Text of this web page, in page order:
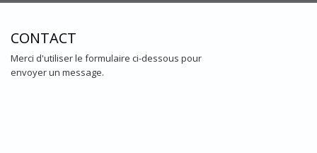
CONTACT
Merci d'utiliser le formulaire ci-dessous pour
envoyer un message.